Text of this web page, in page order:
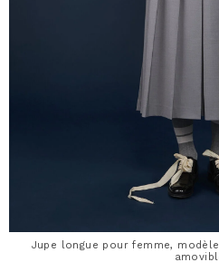
Jupe longue pour femme,